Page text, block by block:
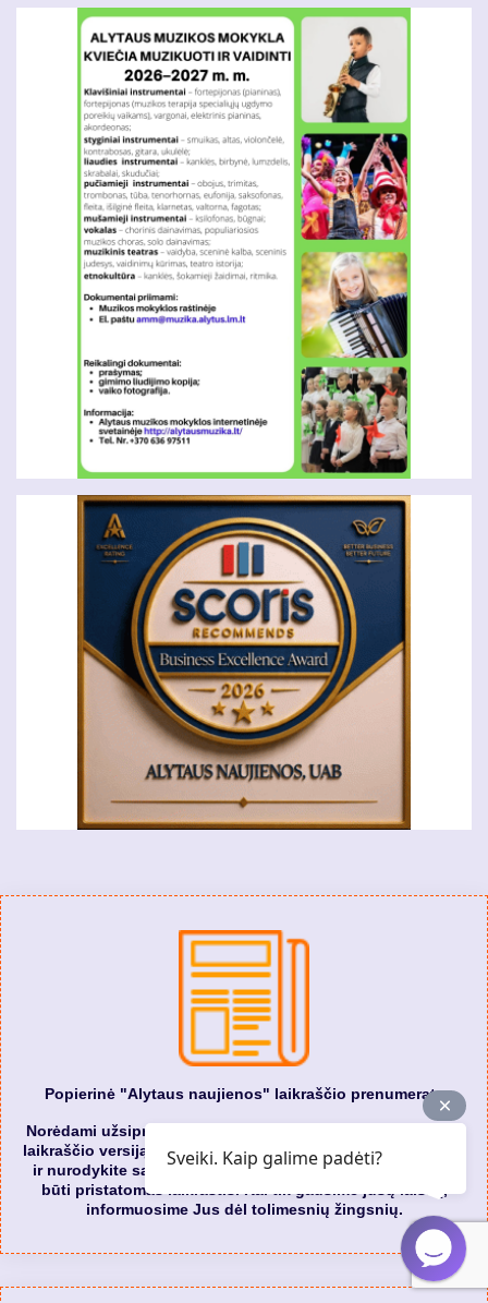
Popierinė "Alytaus naujienos" laikraščio prenumerata
Norėdami užsiprenumeruoti popierinę "Alytaus naujienos"
laikraščio versiją rašykite mums el. paštu:
skelbimai@ana.lt
ir nurodykite savo vardą, pavardę ir adresą, kuriuo turėtų
būti pristatomas laikraštis. Kai tik gausime jūsų laišką,
informuosime Jus dėl tolimesnių žingsnių.
Sveiki. Kaip galime padėti?